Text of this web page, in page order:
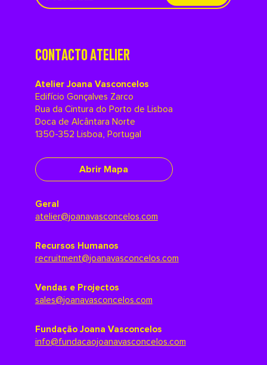
CONTACTO ATELIER
Atelier Joana Vasconcelos
Edifício Gonçalves Zarco
Rua da Cintura do Porto de Lisboa
Doca de Alcântara Norte
1350-352 Lisboa, Portugal
Abrir Mapa
Geral
atelier@joanavasconcelos.com
Recursos Humanos
recruitment@joanavasconcelos.com
Vendas e Projectos
sales@joanavasconcelos.com
Fundação Joana Vasconcelos
info@fundacaojoanavasconcelos.com